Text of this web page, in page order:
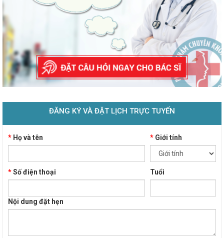
ĐĂNG KÝ VÀ ĐẶT LỊCH TRỰC TUYẾN
* Họ và tên *Giới tính
*Số điện thoại Tuổi
Nội dung đặt hẹn